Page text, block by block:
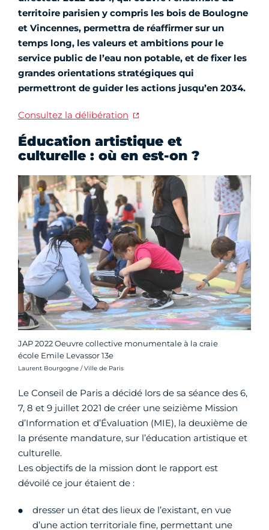
territoire parisien y compris les bois de Boulogne
et Vincennes, permettra de réaffirmer sur un
temps long, les valeurs et ambitions pour le
service public de l’eau non potable, et de fixer les
grandes orientations stratégiques qui
permettront de guider les actions jusqu’en 2034.
Consultez la délibération
Éducation artistique et
culturelle : où en est-on ?
JAP 2022 Oeuvre collective monumentale à la craie
école Emile Levassor 13e
Crédit photo :
Laurent Bourgogne / Ville de Paris
Le Conseil de Paris a décidé lors de sa séance des 6,
7, 8 et 9 juillet 2021 de créer une seizième Mission
d’Information et d’Évaluation (MIE), la deuxième de
la présente mandature, sur l’éducation artistique et
culturelle.
Les objectifs de la mission dont le rapport est
dévoilé ce jour étaient de :
dresser un état des lieux de l’existant, en vue
d’une action territoriale fine, permettant une